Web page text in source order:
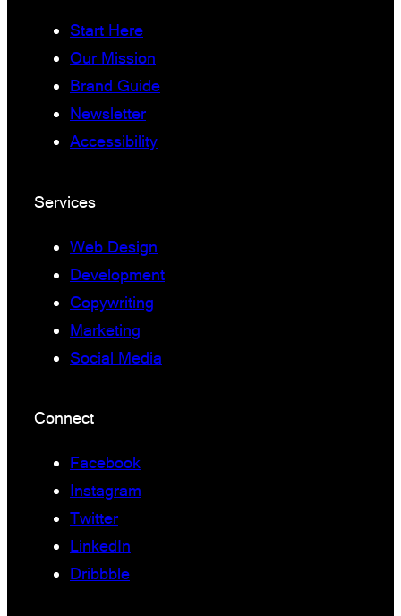
Start Here
Our Mission
Brand Guide
Newsletter
Accessibility
Services
Web Design
Development
Copywriting
Marketing
Social Media
Connect
Facebook
Instagram
Twitter
LinkedIn
Dribbble